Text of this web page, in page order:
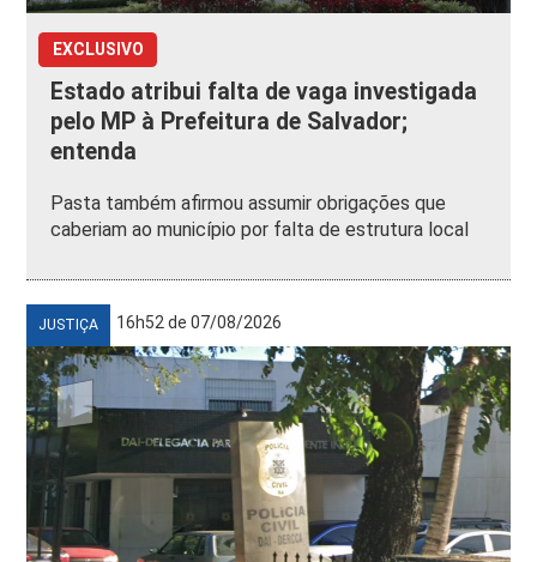
EXCLUSIVO
Estado atribui falta de vaga investigada
pelo MP à Prefeitura de Salvador;
entenda
Pasta também afirmou assumir obrigações que
caberiam ao município por falta de estrutura local
JUSTIÇA 16h52 de 07/08/2026